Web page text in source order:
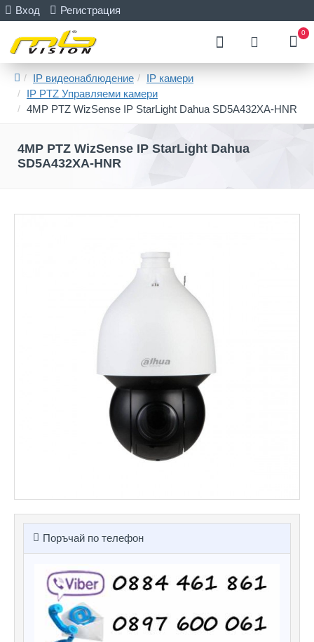
Вход Регистрация
0
IP видеонаблюдение
IP камери
IP PTZ Управляеми камери
4MP PTZ WizSense IP StarLight Dahua SD5A432XA-HNR
4MP PTZ WizSense IP StarLight Dahua
SD5A432XA-HNR
Поръчай по телефон